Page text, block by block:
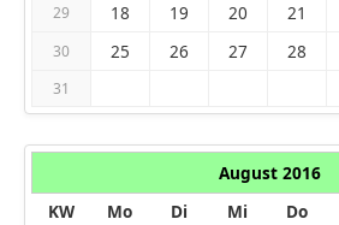
29 18 19 20 21
30 25 26 27 28
31
August 2016
KW
Mo Di Mi Do